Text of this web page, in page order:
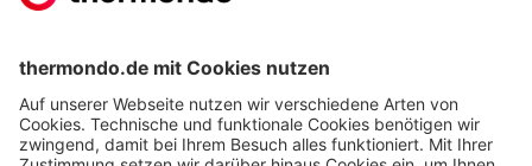
Heizen mit Wärmepumpe
Stromerzeugung mit Photovoltaik
Förderungen